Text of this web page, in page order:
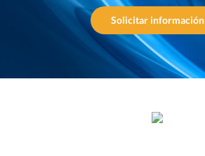
Solicitar información